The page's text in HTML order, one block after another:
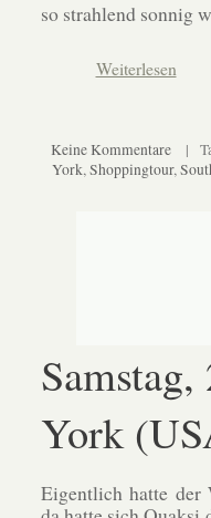
so strahlend sonnig
Weiterlesen
Keine Kommentare |
York,Shoppingtour,
York
Eigentlich hatte der